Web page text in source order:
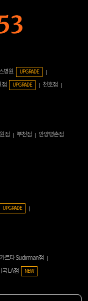
병원 UPGRADE
점 UPGRADE
천호점
점 부천점 안양평촌점
UPGRADE
르타 Sudirman점
국 LA점 NEW